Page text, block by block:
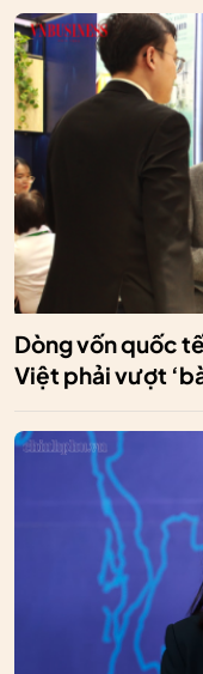
Dòng vốn quốc
Việt phải vượt